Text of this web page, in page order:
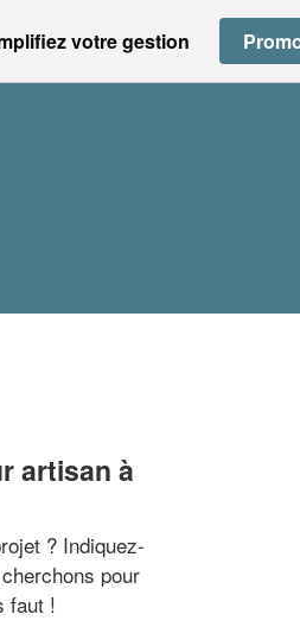
votre gestion
artisan à
? Indiquez-
pour
faut !